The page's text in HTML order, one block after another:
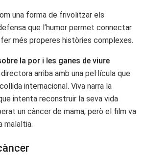
una forma de frivolitzar els
que l’humor permet connectar
més properes històries complexes.
la por i les ganes de viure
arriba amb una pel·lícula que
internacional. Viva narra la
intenta reconstruir la seva vida
un càncer de mama, però el film va
malaltia.